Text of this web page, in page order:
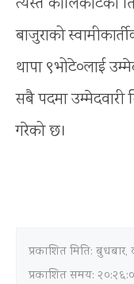
बाजुराको
थापा ९भोटे०लाई
सबै पदमा
गरेको छ।
प्रकाशित मिति: बुधबार,
प्रकाशित समय: